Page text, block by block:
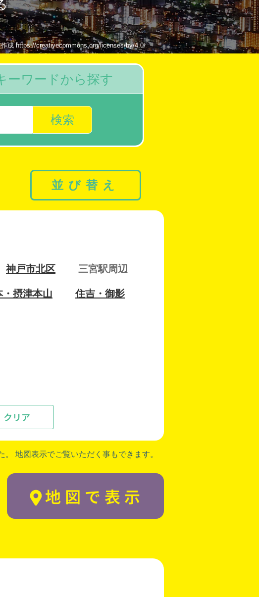
成 https://creativecommons.org/licenses/by/4.0/
検索
ーワードから探す
神戸市北区 三宮駅周辺
・摂津本山 住吉・御影
クリア
並び替え
地図表示でご覧いただく事もできます。
地図で表示